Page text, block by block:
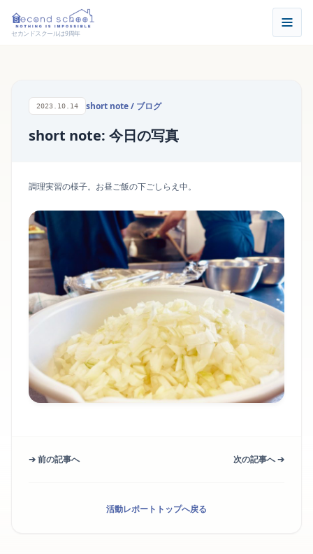
セカンドスクールは9周年
2023.10.14 short note/ ブログ
short note: 今日の写真
調理実習の様子。お昼ご飯の下ごしらえ中。
➔ 前の記事へ 次の記事へ ➔
活動レポートトップへ戻る